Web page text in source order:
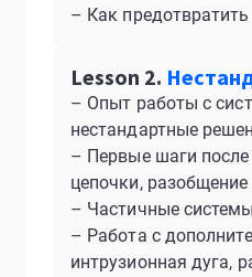
– Как
Lesson 2.
– Опыт работы с
нестандартные
– Первые шаги
цепочки, разобщение
– Частичные
– Работа с
интрузионная дуга,